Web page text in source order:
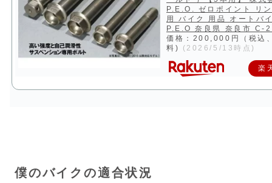
P.E.O. ゼロポイント リ
用 バイク 用品 オートバ
P.E.O 奈良県 奈良市 C-
価格：200,000円（税込
料)
(2026/5/13時点)
楽
僕のバイクの適合状況